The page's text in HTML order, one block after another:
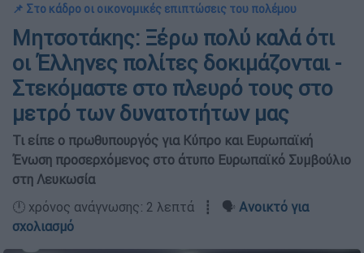
📌 Στο κάδρο οι οικονομικές επιπτώσεις του πολέμου
Μητσοτάκης: Ξέρω πολύ καλά ότι
οι Έλληνες πολίτες δοκιμάζονται -
Στεκόμαστε στο πλευρό τους στο
μετρό των δυνατοτήτων μας
Τι είπε ο πρωθυπουργός για Κύπρο και Ευρωπαϊκή
Ένωση προσερχόμενος στο άτυπο Ευρωπαϊκό Συμβούλιο
στη Λευκωσία
🕛 χρόνος ανάγνωσης: 2 λεπτά ┋ 🗣️ Ανοικτό για
σχολιασμό